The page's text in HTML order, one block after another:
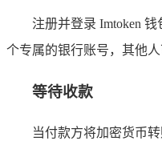
注册并登录 Imtoken
个专属的银行账号，其他
等待收款
当付款方将加密货币